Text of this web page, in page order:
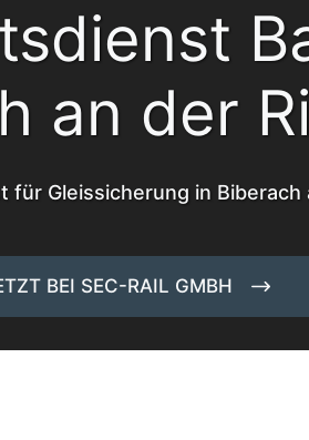
an der
für Gleissicherung in Biberach
BEI SEC-RAIL GMBH